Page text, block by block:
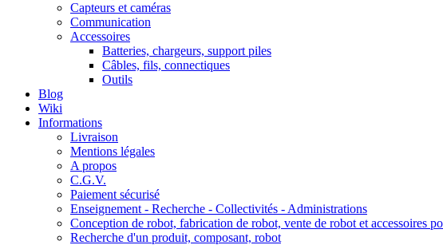
Capteurs et caméras
Communication
Accessoires
Batteries, chargeurs, support piles
Câbles, fils, connectiques
Outils
Blog
Wiki
Informations
Livraison
Mentions légales
A propos
C.G.V.
Paiement sécurisé
Enseignement - Recherche - Collectivités - Administrations
Conception de robot, fabrication de robot, vente de robot et accessoires
Recherche d'un produit, composant, robot